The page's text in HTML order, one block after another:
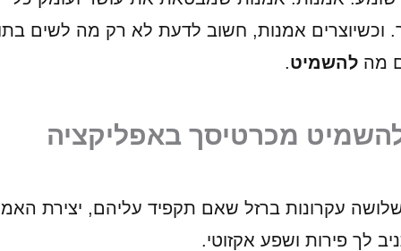
וכשיוצרים אמנות, חשוב לדעת לא רק מה לשים
מה להשמיט.
מכרטיסך באפליקציה
עקרונות ברזל שאם תקפיד עליהם, יצירת
לך פירות ושפע אקזוטי.